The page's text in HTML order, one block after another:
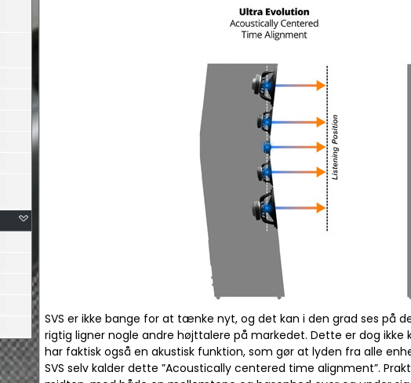
SVS er ikke bange for at tænke nyt, og det kan i den grad ses på
rigtig ligner nogle andre højttalere på markedet. Dette er dog ikke
har faktisk også en akustisk funktion, som gør at lyden fra alle
SVS selv kalder dette ”Acoustically centered time alignment”.